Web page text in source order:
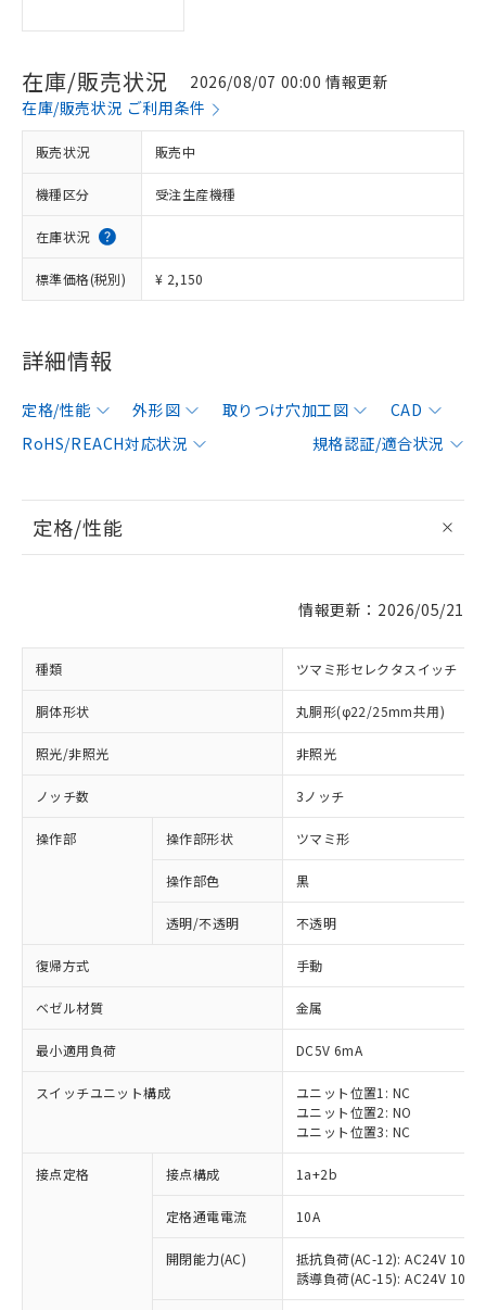
在庫/販売状況
2026/08/07 00:00 情報更新
在庫/販売状況 ご利用条件
販売状況 販売中
機種区分 受注生産機種
在庫状況
標準価格(税別) ¥ 2,150
詳細情報
定格/性能 外形図 取りつけ穴加工図
CAD
RoHS/REACH対応状況
規格認証/適合状況
定格/性能
情報更新：2026/05/21
種類 ツマミ形セレクタスイッチ
胴体形状 丸胴形(φ22/25mm共用)
照光/非照光 非照光
ノッチ数 3ノッチ
操作部 操作部形状 ツマミ形
操作部色 黒
透明/不透明 不透明
復帰方式 手動
ベゼル材質 金属
最小適用負荷 DC5V 6mA
スイッチユニット構成
ユニット位置1: NC
ユニット位置2: NO
ユニット位置3: NC
接点定格 接点構成 1a+2b
定格通電電流 10A
開閉能力(AC)
抵抗負荷(AC-12): AC24V 10A/
誘導負荷(AC-15): AC24V
※1 対応状況
対応済み：EU RoHS指令（10物質）の
非含有に対応した製品が提供可能な商品で
対応予定：EU RoHS指令（10物質）の非含